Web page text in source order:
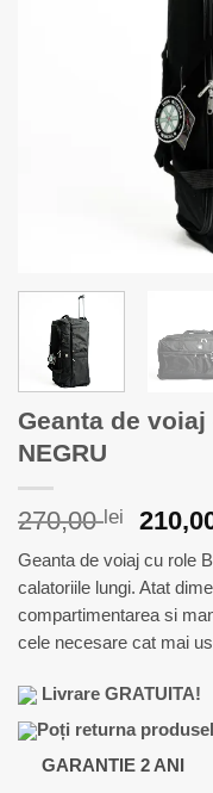
Geanta de
NEGRU
270,00lei
Prețul
inițial
a
fost:
Geanta de voiaj cu role
calatoriile lungi. Atat
compartimentarea si
cele necesare cat mai
Livrare GRATUITA!
Poți returna
GARANTIE 2 ANI